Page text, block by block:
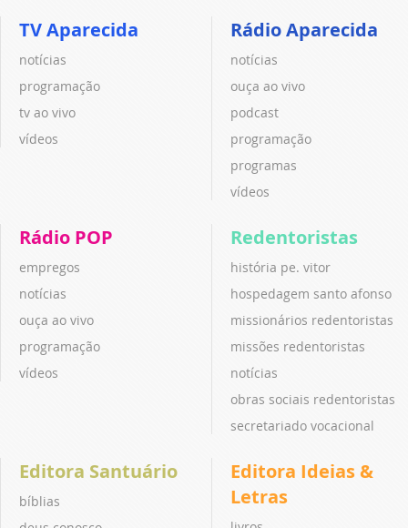
TV Aparecida
notícias
programação
tv ao vivo
vídeos
Rádio Aparecida
notícias
ouça ao vivo
podcast
programação
programas
vídeos
Rádio POP
empregos
notícias
ouça ao vivo
programação
vídeos
Redentoristas
história pe. vitor
hospedagem santo afonso
missionários redentoristas
missões redentoristas
notícias
obras sociais redentoristas
secretariado vocacional
Editora Santuário
bíblias
Editora Ideias &
Letras